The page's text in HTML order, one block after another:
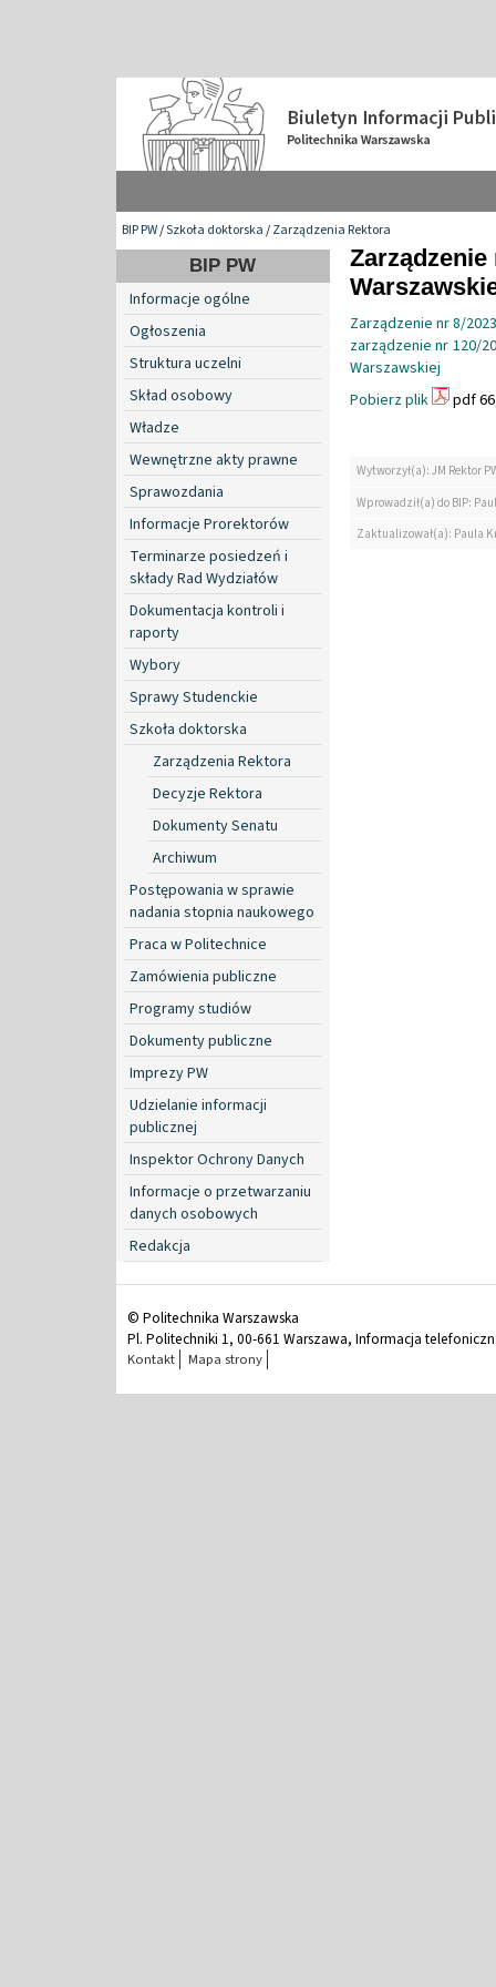
BIP PW/Szkoła doktorska/Zarządzenia Rektora
BIP PW
Informacje ogólne
Ogłoszenia
Struktura uczelni
Skład osobowy
Władze
Wewnętrzne akty prawne
Sprawozdania
Informacje Prorektorów
Terminarze posiedzeń i
składy Rad Wydziałów
Dokumentacja kontroli i
raporty
Wybory
Sprawy Studenckie
Szkoła doktorska
Zarządzenia Rektora
Decyzje Rektora
Dokumenty Senatu
Archiwum
Postępowania w sprawie
nadania stopnia naukowego
Praca w Politechnice
Zamówienia publiczne
Programy studiów
Dokumenty publiczne
Imprezy PW
Udzielanie informacji
publicznej
Inspektor Ochrony Danych
Informacje o przetwarzaniu
danych osobowych
Redakcja
Zarządzenie nr 8/
zarządzenie nr 120/
Warszawskiej
Pobierz plik
pdf
Wytworzył(a): JM Rektor
Wprowadził(a) do BIP:
Zaktualizował(a): Paula
© Politechnika Warszawska
Pl. Politechniki 1, 00-661 Warszawa, Informacja
Kontakt Mapa strony